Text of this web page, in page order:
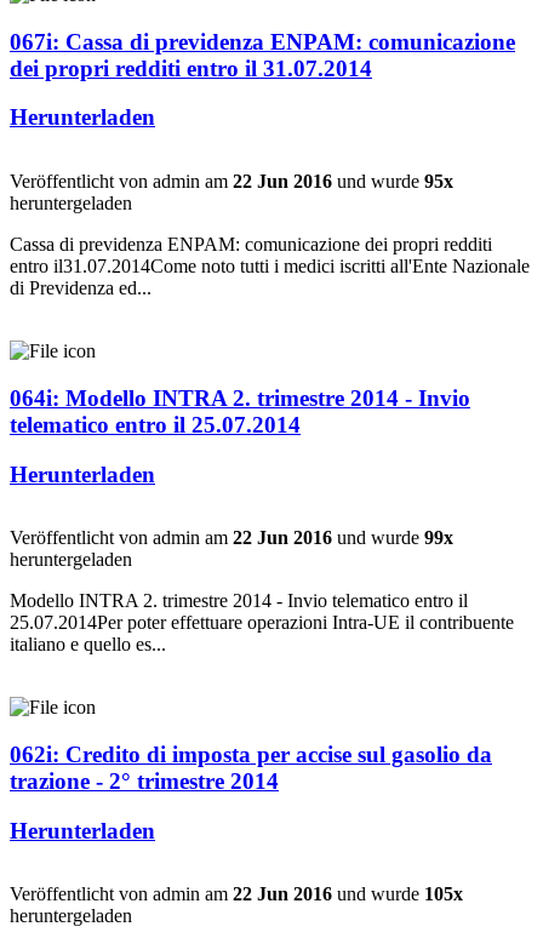
067i: Cassa di previdenza ENPAM: comunicazione
dei propri redditi entro il 31.07.2014
Herunterladen
Veröffentlicht von admin am 22 Jun 2016 und wurde 95x
heruntergeladen
Cassa di previdenza ENPAM: comunicazione dei propri redditi
entro il31.07.2014Come noto tutti i medici iscritti all'Ente Nazionale
di Previdenza ed...
064i: Modello INTRA 2. trimestre 2014 - Invio
telematico entro il 25.07.2014
Herunterladen
Veröffentlicht von admin am 22 Jun 2016 und wurde 99x
heruntergeladen
Modello INTRA 2. trimestre 2014 - Invio telematico entro il
25.07.2014Per poter effettuare operazioni Intra-UE il contribuente
italiano e quello es...
062i: Credito di imposta per accise sul gasolio da
trazione - 2° trimestre 2014
Herunterladen
Veröffentlicht von admin am 22 Jun 2016 und wurde 105x
heruntergeladen